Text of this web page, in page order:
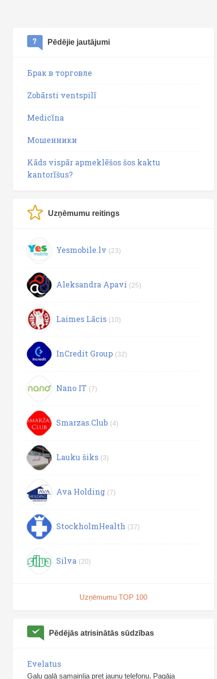
Pēdējie jautājumi
Брак в торговле
Zobārsti ventspilī
Medicīna
Мошенники
Kāds vispār apmeklēšos šos kaktu
kantorīšus?
Uzņēmumu reitings
Yesmobile.lv (23)
Aleksandra Apavi (25)
Laimes Lācis (10)
InCredit Group (32)
Nano IT (7)
Smarzas.Club (4)
Lauku šiks (3)
Ava Holding (7)
StockholmHealth (37)
Silva (20)
Uzņēmumu TOP 100
Pēdējās atrisinātās sūdzības
Evelatus
Galu galā samainīja pret jaunu telefonu. Pagāja